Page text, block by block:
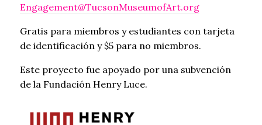
Engagement@TucsonMuseumofArt.org
Gratis para miembros y estudiantes con tarjeta
de identificación y $5 para no miembros.
Este proyecto fue apoyado por una subvención
de la Fundación Henry Luce.